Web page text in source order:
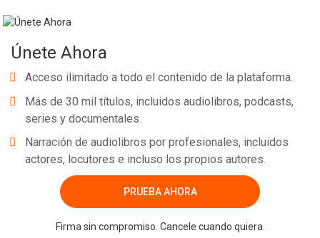
Únete Ahora
Acceso ilimitado a todo el contenido de la plataforma.
Más de 30 mil títulos, incluidos audiolibros, podcasts,
series y documentales.
Narración de audiolibros por profesionales, incluidos
actores, locutores e incluso los propios autores.
PRUEBA AHORA
Firma sin compromiso. Cancele cuando quiera.